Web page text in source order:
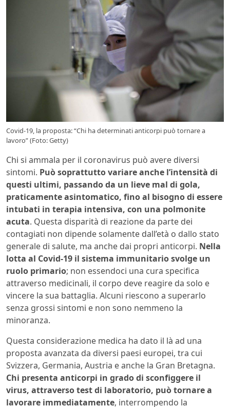
Covid-19, la proposta: “Chi ha determinati anticorpi può tornare a
lavoro” (Foto: Getty)
Chi si ammala per il coronavirus può avere diversi
sintomi. Può soprattutto variare anche l’intensità di
questi ultimi, passando da un lieve mal di gola,
praticamente asintomatico, fino al bisogno di essere
intubati in terapia intensiva, con una polmonite
acuta. Questa disparità di reazione da parte dei
contagiati non dipende solamente dall’età o dallo stato
generale di salute, ma anche dai propri anticorpi. Nella
lotta al Covid-19 il sistema immunitario svolge un
ruolo primario; non essendoci una cura specifica
attraverso medicinali, il corpo deve reagire da solo e
vincere la sua battaglia. Alcuni riescono a superarlo
senza grossi sintomi e non sono nemmeno la
minoranza.
Questa considerazione medica ha dato il là ad una
proposta avanzata da diversi paesi europei, tra cui
Svizzera, Germania, Austria e anche la Gran Bretagna.
Chi presenta anticorpi in grado di sconfiggere il
virus, attraverso test di laboratorio, può tornare a
lavorare immediatamente, interrompendo la